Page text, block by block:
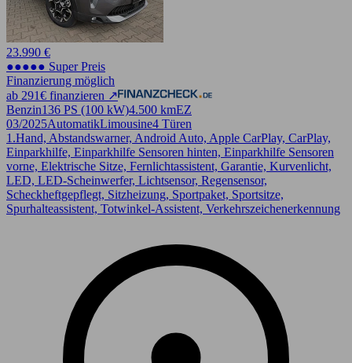
23.990 €
●●●●● Super Preis
Finanzierung möglich
ab 291€ finanzieren ↗
Benzin136 PS (100 kW)4.500 kmEZ
03/2025AutomatikLimousine4 Türen
1.Hand, Abstandswarner, Android Auto, Apple CarPlay, CarPlay,
Einparkhilfe, Einparkhilfe Sensoren hinten, Einparkhilfe Sensoren
vorne, Elektrische Sitze, Fernlichtassistent, Garantie, Kurvenlicht,
LED, LED-Scheinwerfer, Lichtsensor, Regensensor,
Scheckheftgepflegt, Sitzheizung, Sportpaket, Sportsitze,
Spurhalteassistent, Totwinkel-Assistent, Verkehrszeichenerkennung